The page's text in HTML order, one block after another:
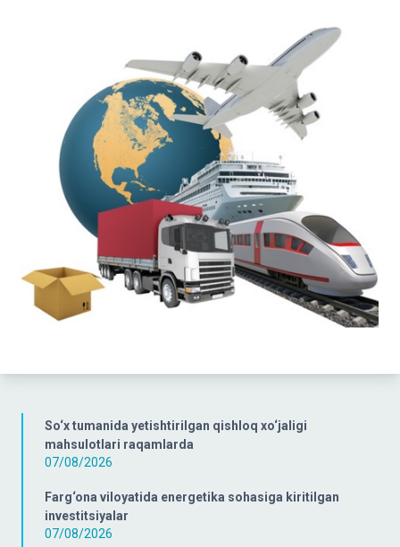
So‘x tumanida yetishtirilgan qishloq xo‘jaligi
mahsulotlari raqamlarda
07/08/2026
Farg‘ona viloyatida energetika sohasiga kiritilgan
investitsiyalar
07/08/2026